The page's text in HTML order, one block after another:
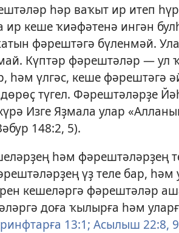
һәр ваҡыт ир итеп
ир кеше ҡиәфәтенә ингән
фәрештәгә бүленмәй.
Күптәр фәрештәләр — ул
һәм үлгәс, кеше фәрештәгә
түгел. Фәрештәләрҙе
Изге Яҙмала улар
148:2, 5).
һәм фәрештәләрҙең
үҙ теле бар,
кешеләргә фәрештәләр
доға ҡылырға һәм
13:1; Асылыш 22:8, 9